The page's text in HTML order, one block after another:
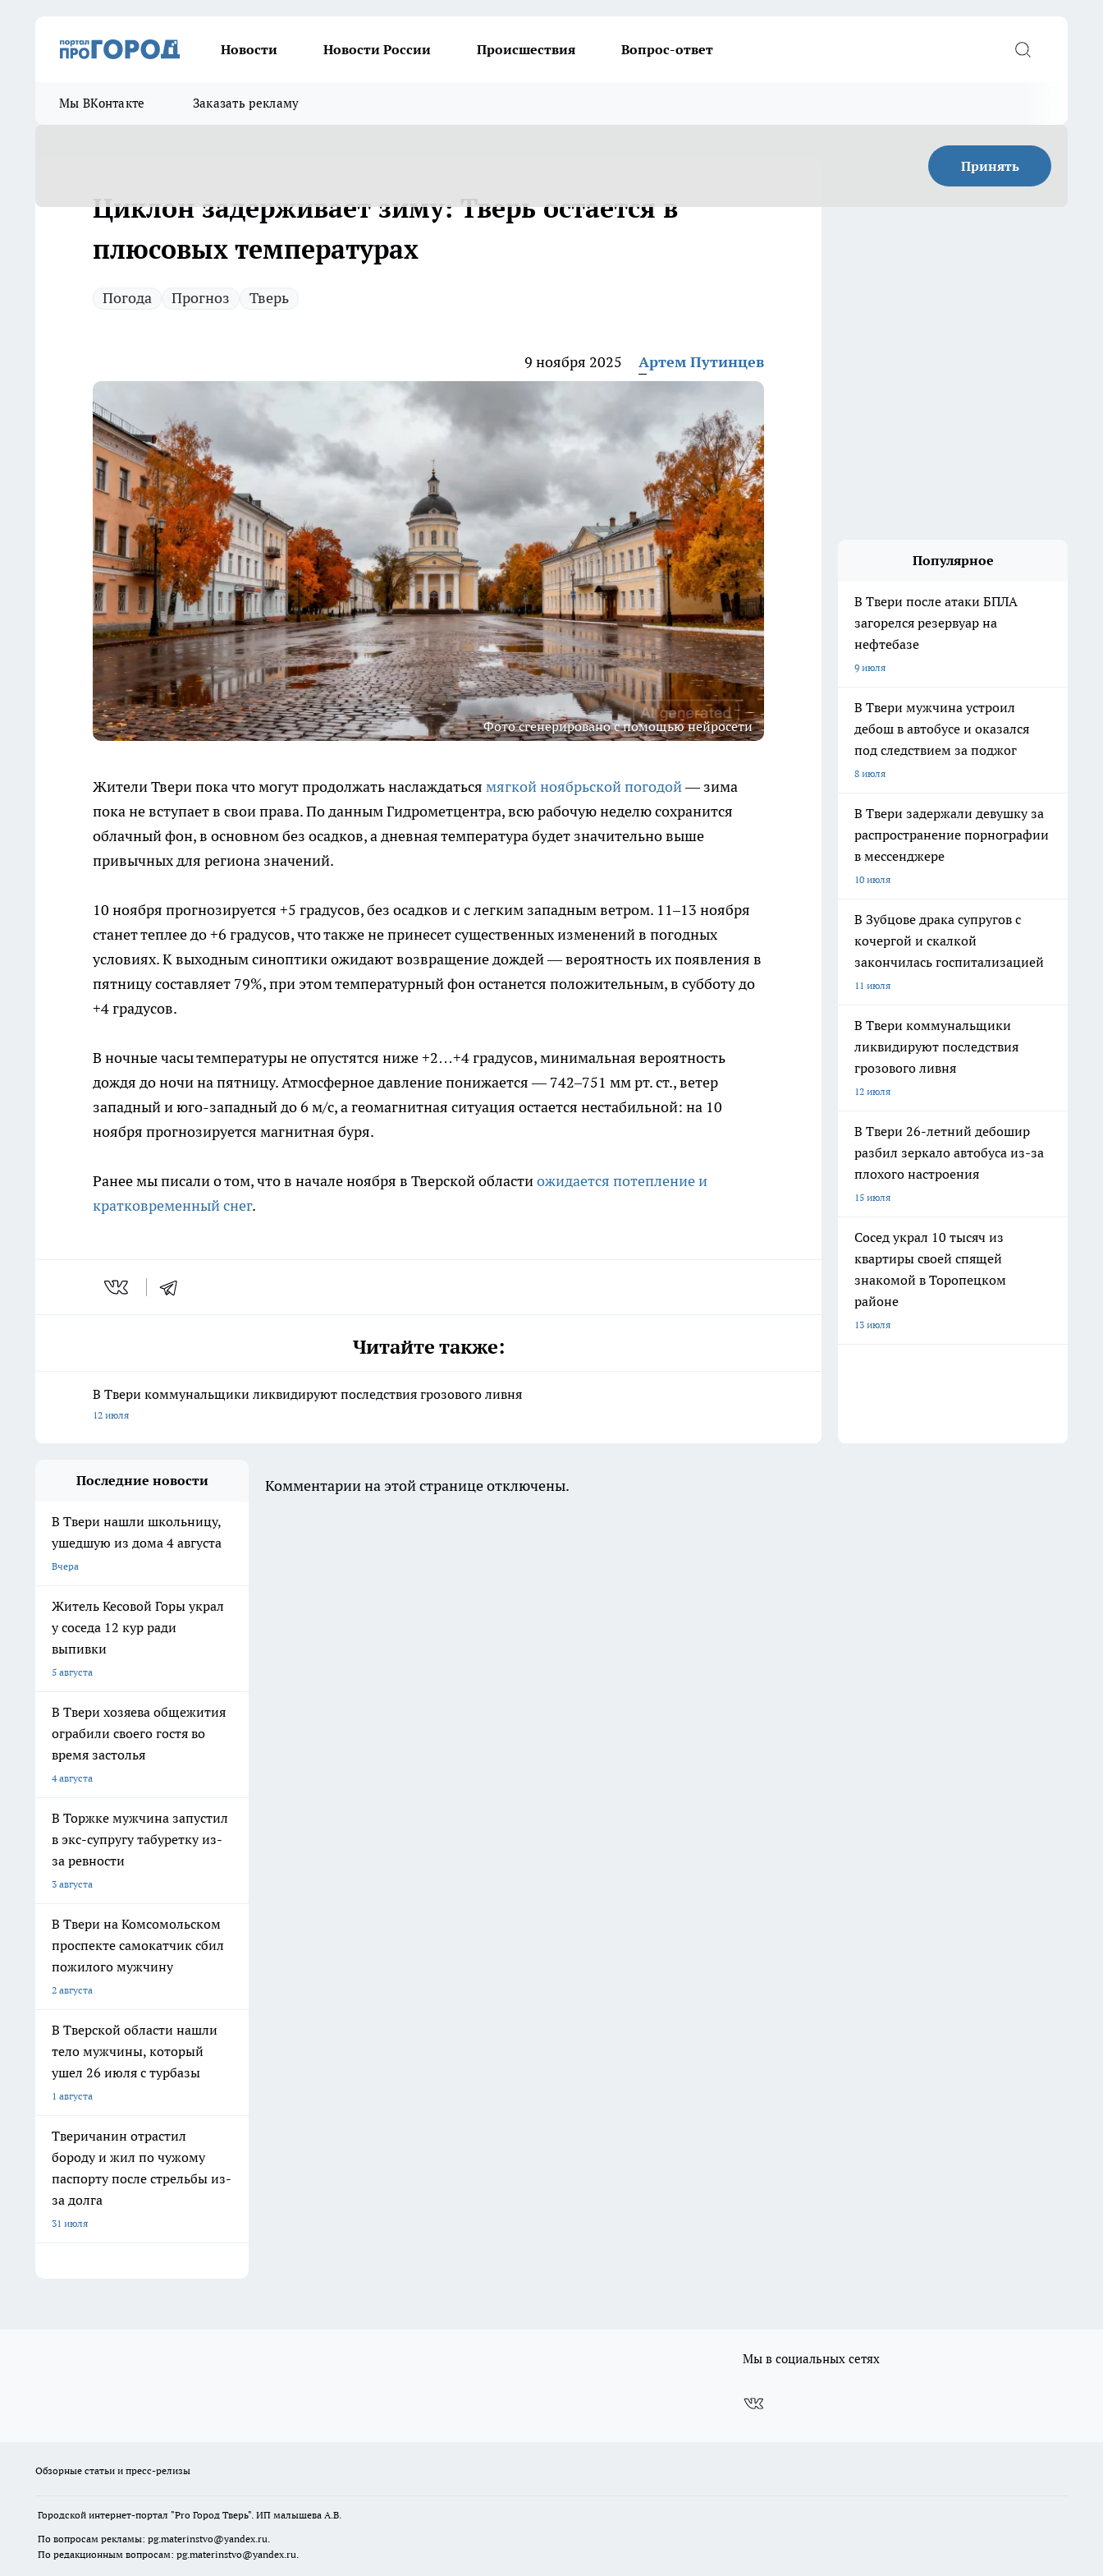
Новости Новости России Происшествия Вопрос-ответ
Мы ВКонтакте Заказать рекламу
Принять
Циклон задерживает зиму: Тверь остается в
плюсовых температурах
Погода Прогноз Тверь
9 ноября 2025 Артем Путинцев
Фото сгенерировано с помощью нейросети
Жители Твери пока что могут продолжать наслаждаться мягкой ноябрьской погодой— зима
пока не вступает в свои права. По данным Гидрометцентра, всю рабочую неделю сохранится
облачный фон, в основном без осадков, а дневная температура будет значительно выше
привычных для региона значений.
10 ноября прогнозируется +5 градусов, без осадков и с легким западным ветром. 11–13 ноября
станет теплее до +6 градусов, что также не принесет существенных изменений в погодных
условиях. К выходным синоптики ожидают возвращение дождей — вероятность их появления в
пятницу составляет 79%, при этом температурный фон останется положительным, в субботу до
+4 градусов.
В ночные часы температуры не опустятся ниже +2…+4 градусов, минимальная вероятность
дождя до ночи на пятницу. Атмосферное давление понижается — 742–751 мм рт. ст., ветер
западный и юго-западный до 6 м/с, а геомагнитная ситуация остается нестабильной: на 10
ноября прогнозируется магнитная буря.
Ранее мы писали о том, что в начале ноября в Тверской областиожидается потепление и
кратковременный снег.
Читайте также:
В Твери коммунальщики ликвидируют последствия грозового ливня
12 июля
Популярное
В Твери после атаки БПЛА
загорелся резервуар на
нефтебазе
9 июля
В Твери мужчина устроил
дебош в автобусе и оказался
под следствием за поджог
8 июля
В Твери задержали девушку за
распространение порнографии
в мессенджере
10 июля
В Зубцове драка супругов с
кочергой и скалкой
закончилась госпитализацией
11 июля
В Твери коммунальщики
ликвидируют последствия
грозового ливня
12 июля
В Твери 26-летний дебошир
разбил зеркало автобуса из-за
плохого настроения
15 июля
Сосед украл 10 тысяч из
квартиры своей спящей
знакомой в Торопецком
районе
13 июля
Последние новости
В Твери нашли школьницу,
ушедшую из дома 4 августа
Вчера
Житель Кесовой Горы украл
у соседа 12 кур ради
выпивки
5 августа
В Твери хозяева общежития
ограбили своего гостя во
время застолья
4 августа
В Торжке мужчина запустил
в экс-супругу табуретку из-
за ревности
3 августа
В Твери на Комсомольском
проспекте самокатчик сбил
пожилого мужчину
2 августа
В Тверской области нашли
тело мужчины, который
ушел 26 июля с турбазы
1 августа
Тверичанин отрастил
бороду и жил по чужому
паспорту после стрельбы из-
за долга
31 июля
Комментарии на этой странице отключены.
Мы в социальных сетях
Обзорные статьи и пресс-релизы
Городской интернет-портал "Pro Город Тверь". ИП малышева А.В.
По вопросам рекламы: pg.materinstvo@yandex.ru.
По редакционным вопросам: pg.materinstvo@yandex.ru.